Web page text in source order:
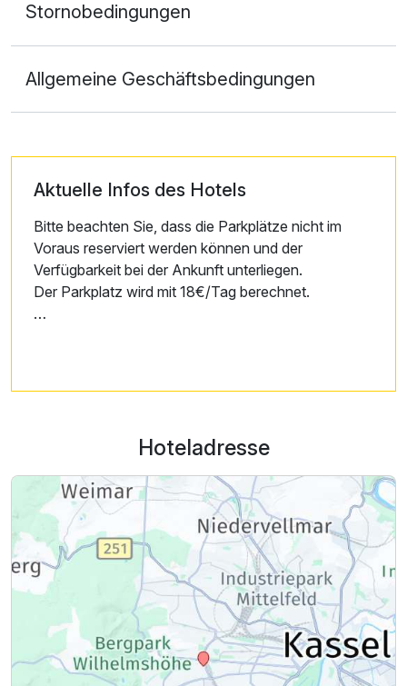
Stornobedingungen
Allgemeine Geschäftsbedingungen
Aktuelle Infos des Hotels
Bitte beachten Sie, dass die Parkplätze nicht im
Voraus reserviert werden können und der
Verfügbarkeit bei der Ankunft unterliegen.
Der Parkplatz wird mit 18€/Tag berechnet.
Hoteladresse